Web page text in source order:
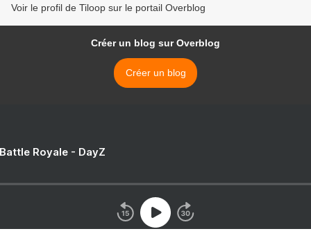
Voir le profil de Tiloop sur le portail Overblog
Créer un blog sur Overblog
Créer un blog
Royale - DayZ